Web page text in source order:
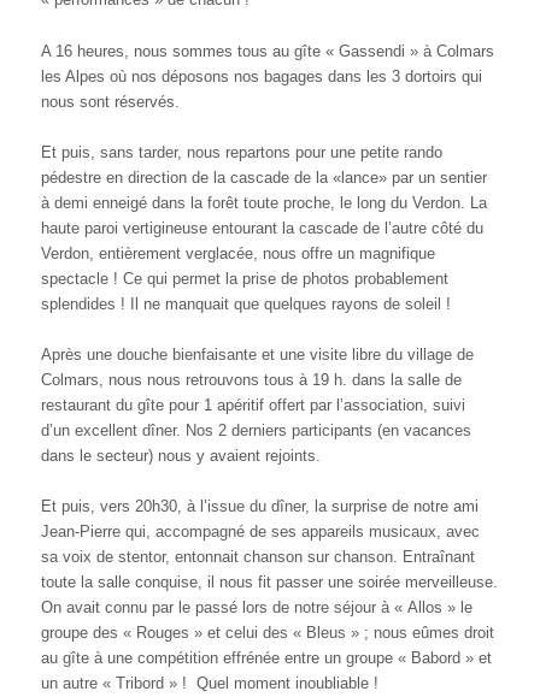
A 16 heures, nous sommes tous au gîte « Gassendi » à Colmars
les Alpes où nos déposons nos bagages dans les 3 dortoirs qui
nous sont réservés.
Et puis, sans tarder, nous repartons pour une petite rando
pédestre en direction de la cascade de la «lance» par un sentier
à demi enneigé dans la forêt toute proche, le long du Verdon. La
haute paroi vertigineuse entourant la cascade de l’autre côté du
Verdon, entièrement verglacée, nous offre un magnifique
spectacle ! Ce qui permet la prise de photos probablement
splendides ! Il ne manquait que quelques rayons de soleil !
Après une douche bienfaisante et une visite libre du village de
Colmars, nous nous retrouvons tous à 19 h. dans la salle de
restaurant du gîte pour 1 apéritif offert par l’association, suivi
d’un excellent dîner. Nos 2 derniers participants (en vacances
dans le secteur) nous y avaient rejoints.
Et puis, vers 20h30, à l’issue du dîner, la surprise de notre ami
Jean-Pierre qui, accompagné de ses appareils musicaux, avec
sa voix de stentor, entonnait chanson sur chanson. Entraînant
toute la salle conquise, il nous fit passer une soirée merveilleuse.
On avait connu par le passé lors de notre séjour à « Allos » le
groupe des « Rouges » et celui des « Bleus » ; nous eûmes droit
au gîte à une compétition effrénée entre un groupe « Babord » et
un autre « Tribord » ! Quel moment inoubliable !